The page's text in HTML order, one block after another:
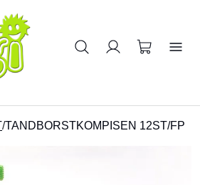
/TANDBORSTKOMPISEN 12ST/FP